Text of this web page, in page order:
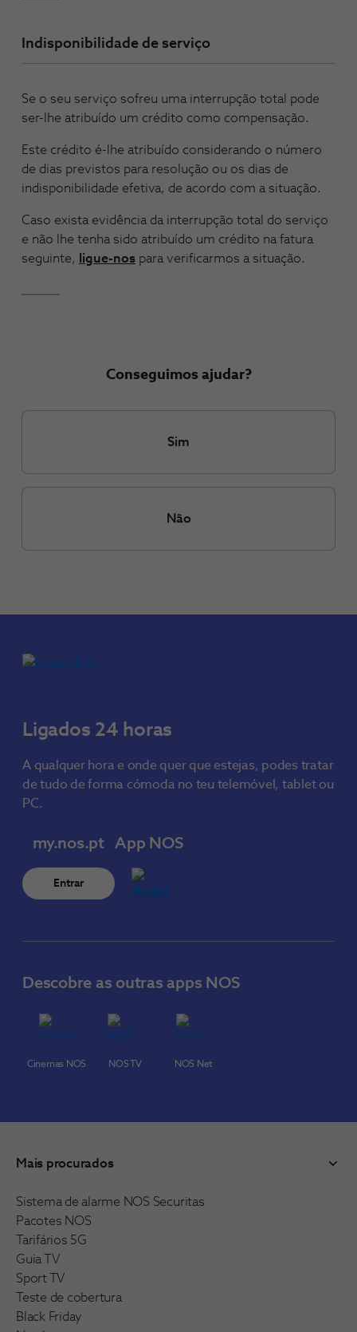
Indisponibilidade de serviço
Se o seu serviço sofreu uma interrupção total pode
ser-lhe atribuído um crédito como compensação.
Este crédito é-lhe atribuído considerando o número
de dias previstos para resolução ou os dias de
indisponibilidade efetiva, de acordo com a situação.
Caso exista evidência da interrupção total do serviço
e não lhe tenha sido atribuído um crédito na fatura
seguinte,
ligue-nos para verificarmos a situação.
Conseguimos ajudar?
Sim
Não
Ligados 24 horas
A qualquer hora e onde quer que estejas, podes tratar
de tudo de forma cómoda no teu telemóvel, tablet ou
PC.
my.nos.pt
Entrar
App NOS
Descobre as outras apps NOS
Cinemas NOS NOS TV NOS Net
Mais procurados
Sistema de alarme NOS Securitas
Pacotes NOS
Tarifários 5G
Guia TV
Sport TV
Teste de cobertura
Black Friday